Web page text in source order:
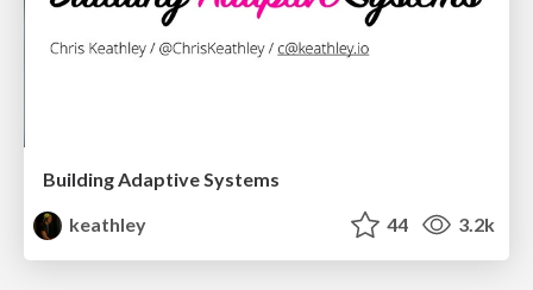
Building Adaptive Systems
keathley
44 3.2k